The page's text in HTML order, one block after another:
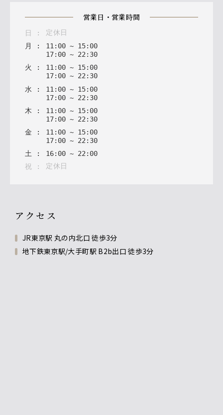
営業日・営業時間
日 :
定休日
月
: 11: 00 ~ 15: 00
17: 00 ~ 22: 30
火
: 11: 00 ~ 15: 00
17: 00 ~ 22: 30
水 : 11 : 00 ~ 15: 00
17: 00 ~ 22 : 30
木 : 11 : 00 ~ 15: 00
17: 00 ~ 22 : 30
金 : 11 : 00 ~ 15: 00
17: 00 ~ 22 : 30
土 : 16: 00 ~ 22 : 00
祝 : 定休日
アクセス
JR東京駅 丸の内北口 徒歩3分
地下鉄東京駅/大手町駅 B2b出口 徒歩3分